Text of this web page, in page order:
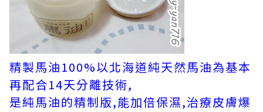
精製馬油100%以北海道純天然馬油為基本
再配合14天分離技術,
是純馬油的精制版,能加倍保濕,治療皮膚爆